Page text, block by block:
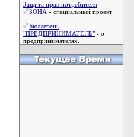
Защита прав потребителя
ЗОНА - специальный проект
Бюллетень
"ПРЕДПРИНИМАТЕЛЬ" - о
предпринимателях.